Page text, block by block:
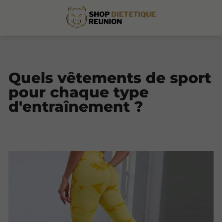
Quels vêtements de sport
pour chaque type
d'entraînement ?